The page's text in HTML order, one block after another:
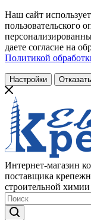
Наш сайт
пользовательского
даете согласие на
Политикой
Настройки
Интернет-магазин
поставщика
строительной